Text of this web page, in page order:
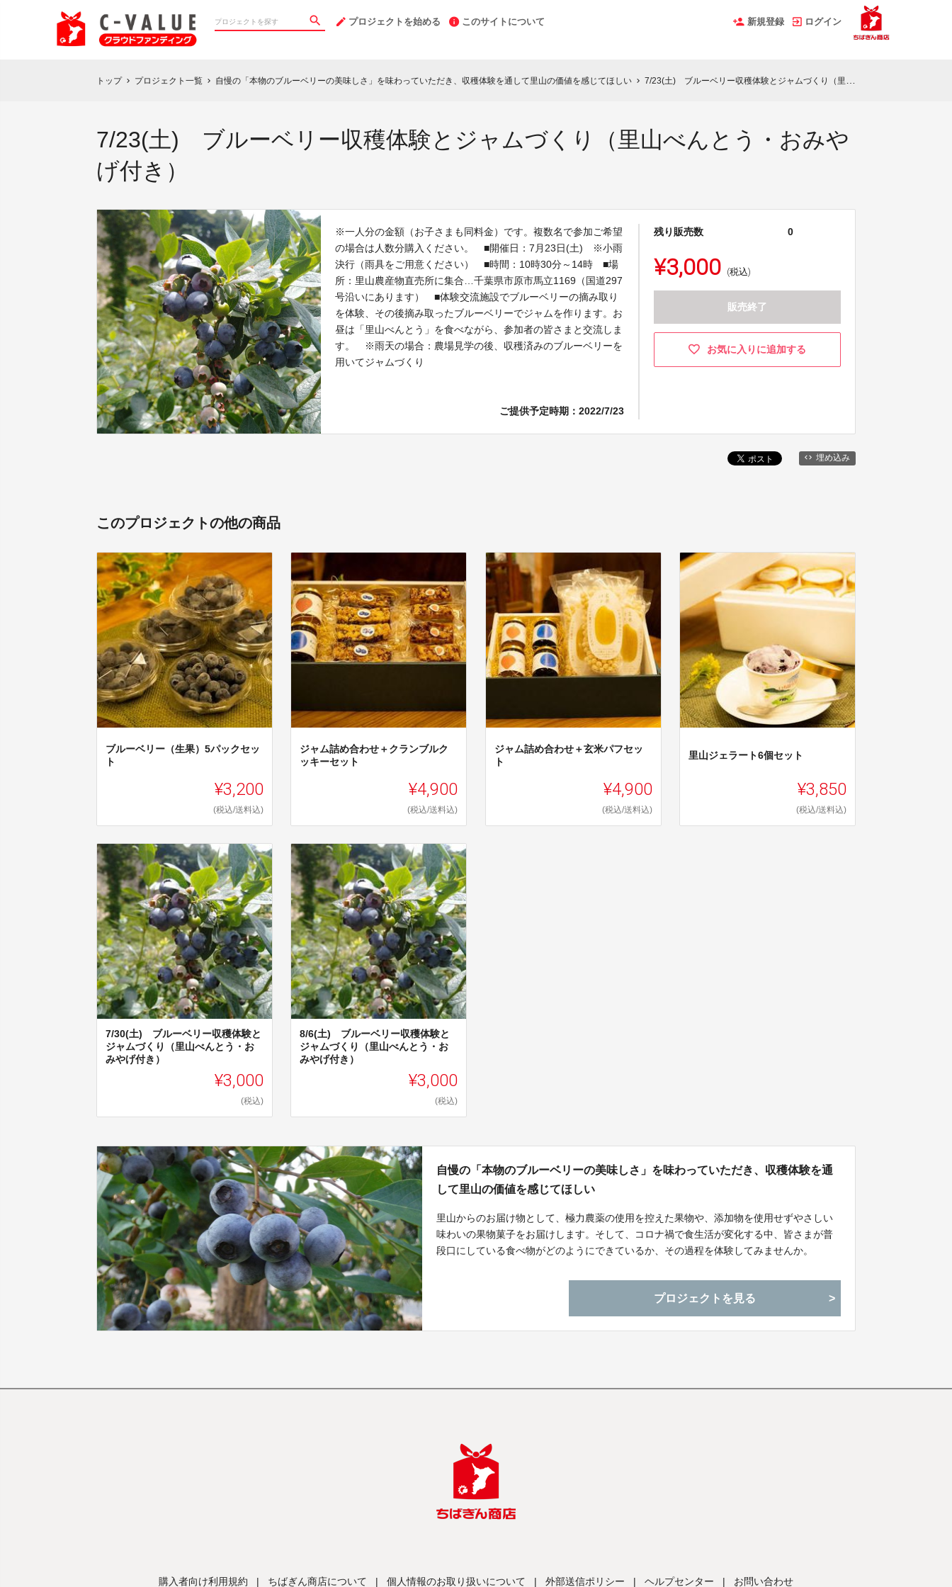
プロジェクトを始める このサイトについて 新規登録 ログイン
トップ chevron_right プロジェクト一覧 chevron_right 自慢の「本物のブルーベリーの美味しさ」を味わっていただき、収穫体験を通して里山の価値を感じてほしい chevron_right 7/23(土) ブルーベリー収穫体験とジャムづくり（里山べんとう・おみやげ付き）
7/23(土) ブルーベリー収穫体験とジャムづくり（里山べんとう・おみや
げ付き）
※一人分の金額（お子さまも同料金）です。複数名で参加ご希望
の場合は人数分購入ください。 ■開催日：7月23日(土) ※小雨
決行（雨具をご用意ください） ■時間：10時30分～14時 ■場
所：里山農産物直売所に集合…千葉県市原市馬立1169（国道297
号沿いにあります） ■体験交流施設でブルーベリーの摘み取り
を体験、その後摘み取ったブルーベリーでジャムを作ります。お
昼は「里山べんとう」を食べながら、参加者の皆さまと交流しま
す。 ※雨天の場合：農場見学の後、収穫済みのブルーベリーを
用いてジャムづくり
ご提供予定時期：2022/7/23
残り販売数 0
¥3,000 (税込)
販売終了
お気に入りに追加する
埋め込み
このプロジェクトの他の商品
ブルーベリー（生果）5パックセッ
ト
¥3,200
(税込/送料込)
ジャム詰め合わせ＋クランブルク
ッキーセット
¥4,900
(税込/送料込)
ジャム詰め合わせ＋玄米パフセッ
ト
¥4,900
(税込/送料込)
里山ジェラート6個セット
¥3,850
(税込/送料込)
7/30(土) ブルーベリー収穫体験と
ジャムづくり（里山べんとう・お
みやげ付き）
¥3,000
(税込)
8/6(土) ブルーベリー収穫体験と
ジャムづくり（里山べんとう・お
みやげ付き）
¥3,000
(税込)
自慢の「本物のブルーベリーの美味しさ」を味わっていただき、収穫体験を通
して里山の価値を感じてほしい
里山からのお届け物として、極力農薬の使用を控えた果物や、添加物を使用せずやさしい
味わいの果物菓子をお届けします。そして、コロナ禍で食生活が変化する中、皆さまが普
段口にしている食べ物がどのようにできているか、その過程を体験してみませんか。
プロジェクトを見る
購入者向け利用規約 | ちばぎん商店について | 個人情報のお取り扱いについて | 外部送信ポリシー | ヘルプセンター | お問い合わせ